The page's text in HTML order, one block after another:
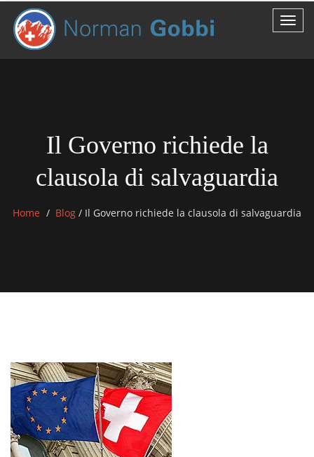
Il Governo richiede la
clausola di salvaguardia
Home Blog / Il Governo richiede la clausola di salvaguardia